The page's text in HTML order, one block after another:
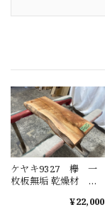
ケヤキ9327 欅 一
枚板無垢 乾燥材
ローテーブル セン
¥22,000